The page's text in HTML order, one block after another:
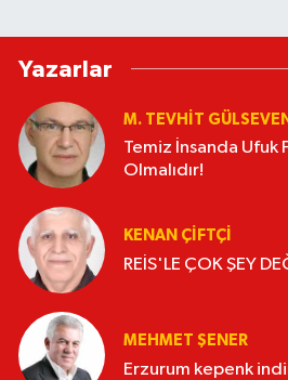
Yazarlar
M. TEVHIT GÜLSEVEN
Temiz İnsanda Ufuk
Olmalıdır!
KENAN ÇİFTÇİ
REİS'LE ÇOK ŞEY
MEHMET ŞENER
Erzurum kepenk